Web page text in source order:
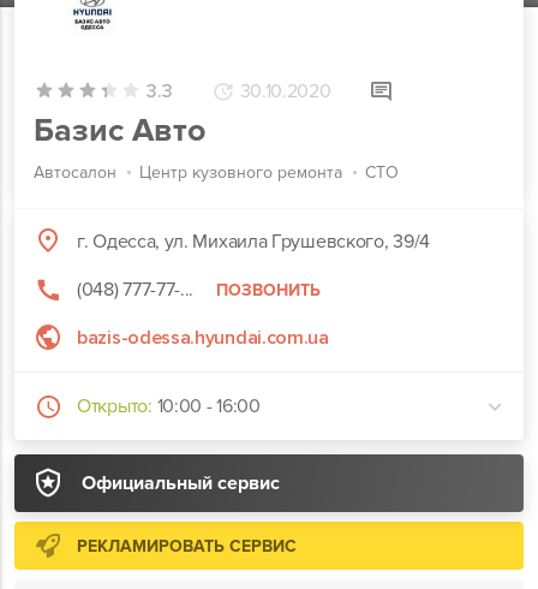
3.3 30.10.2020
Базис Авто
Автосалон Центр кузовного ремонта СТО
Официальный сервис
г. Одесса, ул. Михаила Грушевского, 39/4
(048) 777-77-...
ПОЗВОНИТЬ
bazis-odessa.hyundai.com.ua
Открыто: 10:00 - 16:00
РЕКЛАМИРОВАТЬ СЕРВИС